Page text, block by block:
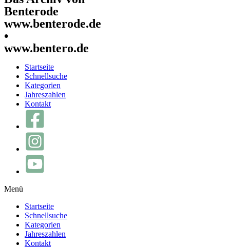
Benterode
www.benterode.de
•
www.bentero.de
Startseite
Schnellsuche
Kategorien
Jahreszahlen
Kontakt
Menü
Startseite
Schnellsuche
Kategorien
Jahreszahlen
Kontakt